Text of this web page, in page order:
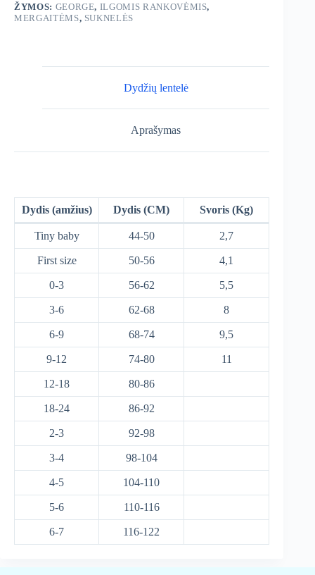
ŽYMOS: GEORGE, ILGOMIS RANKOVĖMIS,
MERGAITĖMS, SUKNELĖS
Dydžių lentelė
Aprašymas
Dydis (amžius) Dydis (CM) Svoris (Kg)
Tiny baby 44-50 2,7
First size 50-56 4,1
0-3 56-62 5,5
3-6 62-68 8
6-9 68-74 9,5
9-12 74-80 11
12-18 80-86
18-24 86-92
2-3 92-98
3-4 98-104
4-5 104-110
5-6 110-116
6-7 116-122